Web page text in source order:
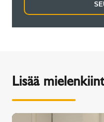
Lisää